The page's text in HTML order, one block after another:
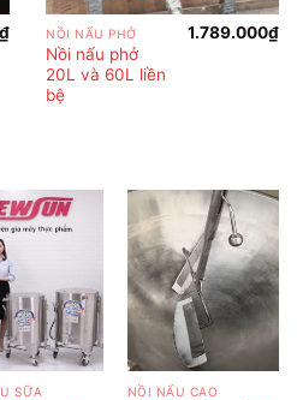
₫ NỒI NẤU PHỞ
Nồi nấu phở
20L và 60L liền
bệ
1.789.000₫
SỮA NỒI NẤU CAO